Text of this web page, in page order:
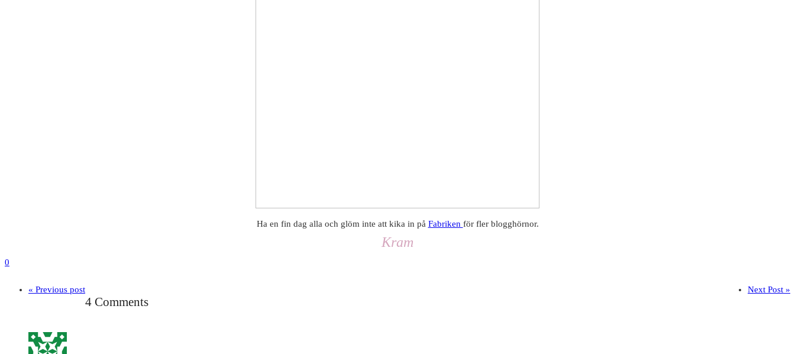
Ha en fin dag alla och glöm inte att kika in på Fabriken för fler blogghörnor.
Kram
0
« Previous post Next Post »
4 Comments